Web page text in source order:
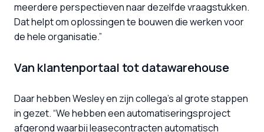
meerdere perspectieven naar dezelfde vraagstukken.
Dat helpt om oplossingen te bouwen die werken voor
de hele organisatie.”
Van klantenportaal tot datawarehouse
Daar hebben Wesley en zijn collega’s al grote stappen
in gezet. “We hebben een automatiseringsproject
afgerond waarbij leasecontracten automatisch